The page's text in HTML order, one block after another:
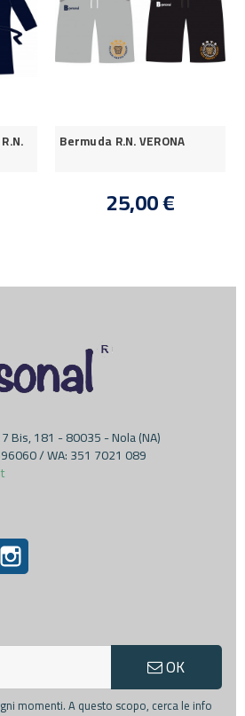
Bermuda R.N. VERONA
25,00 €
Bis, 181 - 80035 - Nola (NA)
/ WA: 351 7021 089
OK
momenti. A questo scopo, cerca le info